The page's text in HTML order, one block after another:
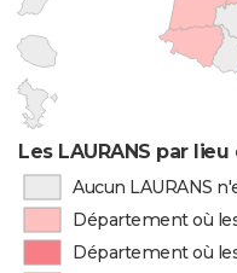
Les LAURANS par
Aucun LAURANS
Département où
Département où